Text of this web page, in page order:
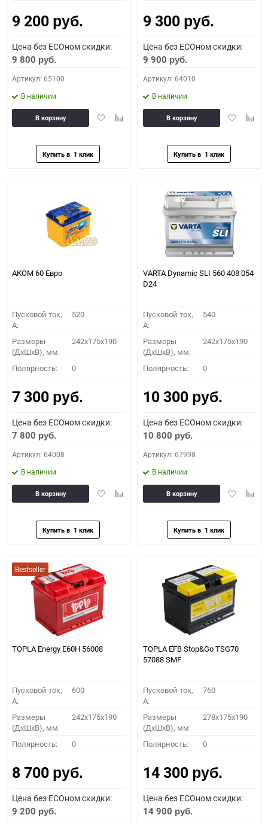
9 200 руб.
Цена без ECOном скидки:
9 800 руб.
Артикул: 65100
В наличии
ДобавитьДобавить
В корзину
9 300 руб.
Цена без ECOном скидки:
9 900 руб.
Артикул: 64010
В наличии
Добавить
В корзину
АКОМ 60 Евро
Пусковой ток,
A:
520
Размеры
(ДхШхВ), мм:
242x175x190
Полярность: 0
7 300 руб.
Цена без ECOном скидки:
7 800 руб.
Артикул: 64008
В наличии
ДобавитьДобавить
В корзину
VARTA Dynamic SLI 560 408 054
D24
Пусковой ток,
A:
540
Размеры
(ДхШхВ), мм:
242x175x190
Полярность: 0
10 300 руб.
Цена без ECOном скидки:
10 800 руб.
Артикул: 67998
В наличии
Добавить
В корзину
Bestseller
TOPLA Energy E60H 56008
Пусковой ток,
A:
600
Размеры
(ДхШхВ), мм:
242x175x190
Полярность: 0
8 700 руб.
Цена без ECOном скидки:
9 200 руб.
TOPLA EFB Stop&Go TSG70
57088 SMF
Пусковой ток,
A:
760
Размеры
(ДхШхВ), мм:
278x175x190
Полярность: 0
14 300 руб.
Цена без ECOном скидки:
14 900 руб.